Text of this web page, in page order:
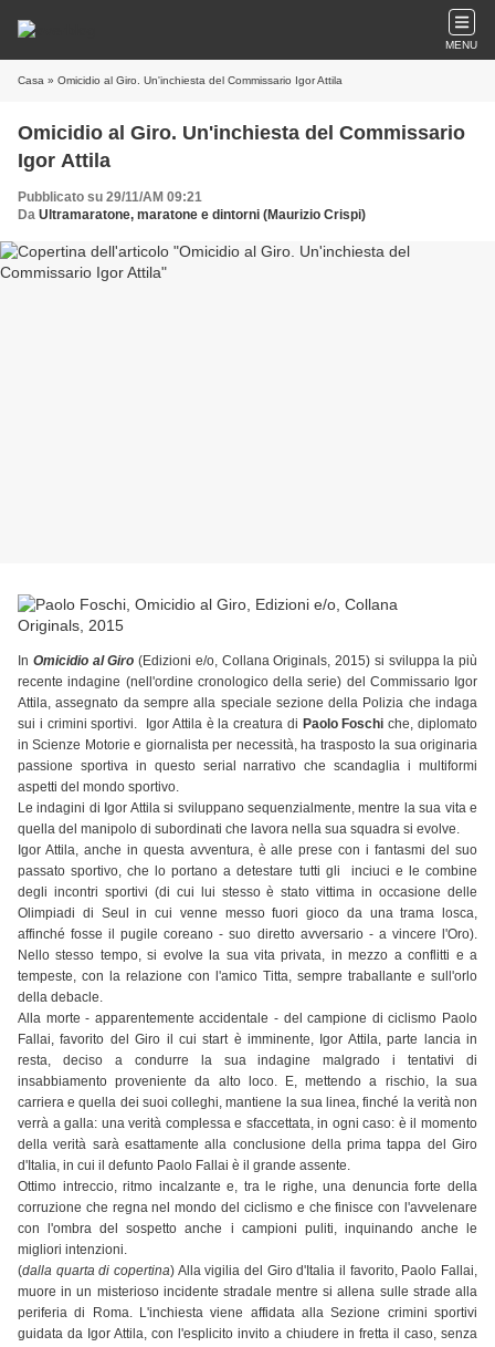
MENU
Casa » Omicidio al Giro. Un'inchiesta del Commissario Igor Attila
Omicidio al Giro. Un'inchiesta del Commissario
Igor Attila
Pubblicato su 29/11/AM 09:21
Da Ultramaratone, maratone e dintorni (Maurizio Crispi)
In Omicidio al Giro (Edizioni e/o, Collana Originals, 2015) si sviluppa la più
recente indagine (nell'ordine cronologico della serie) del Commissario Igor
Attila, assegnato da sempre alla speciale sezione della Polizia che indaga
sui i crimini sportivi. Igor Attila è la creatura di Paolo Foschiche, diplomato
in Scienze Motorie e giornalista per necessità, ha trasposto la sua originaria
passione sportiva in questo serial narrativo che scandaglia i multiformi
aspetti del mondo sportivo.
Le indagini di Igor Attila si sviluppano sequenzialmente, mentre la sua vita e
quella del manipolo di subordinati che lavora nella sua squadra si evolve.
Igor Attila, anche in questa avventura, è alle prese con i fantasmi del suo
passato sportivo, che lo portano a detestare tutti gli inciuci e le combine
degli incontri sportivi (di cui lui stesso è stato vittima in occasione delle
Olimpiadi di Seul in cui venne messo fuori gioco da una trama losca,
affinché fosse il pugile coreano - suo diretto avversario - a vincere l'Oro).
Nello stesso tempo, si evolve la sua vita privata, in mezzo a conflitti e a
tempeste, con la relazione con l'amico Titta, sempre traballante e sull'orlo
della debacle.
Alla morte - apparentemente accidentale - del campione di ciclismo Paolo
Fallai, favorito del Giro il cui start è imminente, Igor Attila, parte lancia in
resta, deciso a condurre la sua indagine malgrado i tentativi di
insabbiamento proveniente da alto loco. E, mettendo a rischio, la sua
carriera e quella dei suoi colleghi, mantiene la sua linea, finché la verità non
verrà a galla: una verità complessa e sfaccettata, in ogni caso: è il momento
della verità sarà esattamente alla conclusione della prima tappa del Giro
d'Italia, in cui il defunto Paolo Fallai è il grande assente.
Ottimo intreccio, ritmo incalzante e, tra le righe, una denuncia forte della
corruzione che regna nel mondo del ciclismo e che finisce con l'avvelenare
con l'ombra del sospetto anche i campioni puliti, inquinando anche le
migliori intenzioni.
(dalla quarta di copertina) Alla vigilia del Giro d'Italia il favorito, Paolo Fallai,
muore in un misterioso incidente stradale mentre si allena sulle strade alla
periferia di Roma. L'inchiesta viene affidata alla Sezione crimini sportivi
guidata da Igor Attila, con l'esplicito invito a chiudere in fretta il caso, senza